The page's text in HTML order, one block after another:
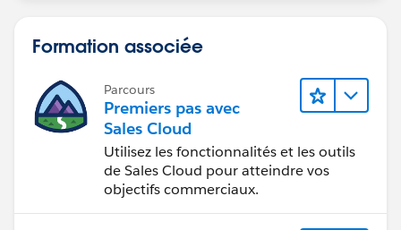
Formation associée
Parcours
Premiers pas avec
Sales Cloud
Utilisez les fonctionnalités et les outils
de Sales Cloud pour atteindre vos
objectifs commerciaux.